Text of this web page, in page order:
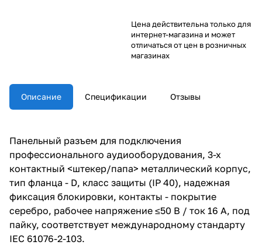
Цена действительна только для
интернет-магазина и может
отличаться от цен в розничных
магазинах
Описание Спецификации Отзывы
Панельный разъем для подключения
профессионального аудиооборудования, 3-х
контактный <штекер/папа> металлический корпус,
тип фланца - D, класс защиты (IP 40), надежная
фиксация блокировки, контакты - покрытие
серебро, рабочее напряжение ≤50 В / ток 16 А, под
пайку, соответствует международному стандарту
IEC 61076-2-103.